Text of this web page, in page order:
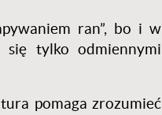
ran”, bo i w
się tylko odmiennymi
pomaga zrozumieć